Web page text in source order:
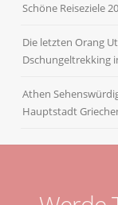
Schöne Reiseziele
Die letzten Orang
Dschungeltrekking
Athen
Hauptstadt